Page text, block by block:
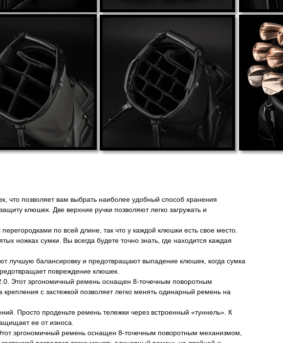
что позволяет вам выбрать наиболее удобный способ хранения
клюшек. Две верхние ручки позволяют легко загружать и
по всей длине, так что у каждой клюшки есть свое место.
ножках сумки. Вы всегда будете точно знать, где находится каждая
лучшую балансировку и предотвращают выпадение клюшек, когда сумка
повреждение клюшек.
Этот эргономичный ремень оснащен 8-точечным поворотным
с застежкой позволяет легко менять одинарный ремень на
Просто проденьте ремень тележки через встроенный «туннель». К
ее от износа.
эргономичный ремень оснащен 8-точечным поворотным механизмом,